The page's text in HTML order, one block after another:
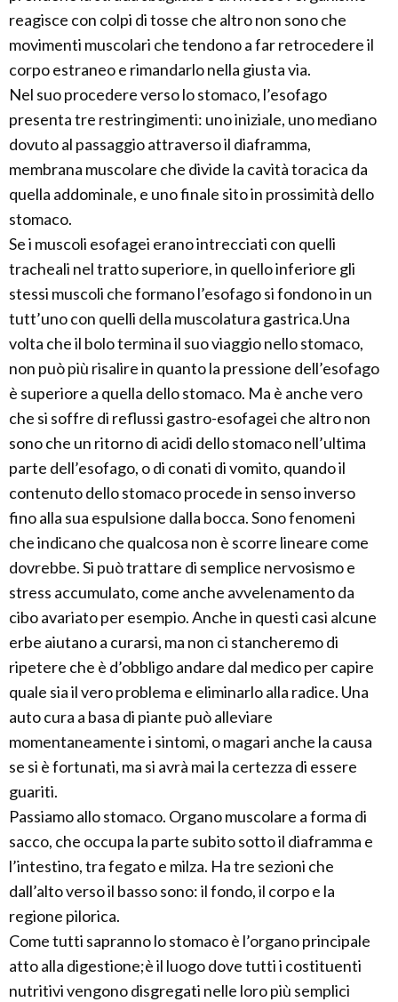
reagisce con colpi di tosse che altro non sono che
movimenti muscolari che tendono a far retrocedere il
corpo estraneo e rimandarlo nella giusta via.
Nel suo procedere verso lo stomaco, l’esofago
presenta tre restringimenti: uno iniziale, uno mediano
dovuto al passaggio attraverso il diaframma,
membrana muscolare che divide la cavità toracica da
quella addominale, e uno finale sito in prossimità dello
stomaco.
Se i muscoli esofagei erano intrecciati con quelli
tracheali nel tratto superiore, in quello inferiore gli
stessi muscoli che formano l’esofago si fondono in un
tutt’uno con quelli della muscolatura gastrica.Una
volta che il bolo termina il suo viaggio nello stomaco,
non può più risalire in quanto la pressione dell’esofago
è superiore a quella dello stomaco. Ma è anche vero
che si soffre di reflussi gastro-esofagei che altro non
sono che un ritorno di acidi dello stomaco nell’ultima
parte dell’esofago, o di conati di vomito, quando il
contenuto dello stomaco procede in senso inverso
fino alla sua espulsione dalla bocca. Sono fenomeni
che indicano che qualcosa non è scorre lineare come
dovrebbe. Si può trattare di semplice nervosismo e
stress accumulato, come anche avvelenamento da
cibo avariato per esempio. Anche in questi casi alcune
erbe aiutano a curarsi, ma non ci stancheremo di
ripetere che è d’obbligo andare dal medico per capire
quale sia il vero problema e eliminarlo alla radice. Una
auto cura a basa di piante può alleviare
momentaneamente i sintomi, o magari anche la causa
se si è fortunati, ma si avrà mai la certezza di essere
guariti.
Passiamo allo stomaco. Organo muscolare a forma di
sacco, che occupa la parte subito sotto il diaframma e
l’intestino, tra fegato e milza. Ha tre sezioni che
dall’alto verso il basso sono: il fondo, il corpo e la
regione pilorica.
Come tutti sapranno lo stomaco è l’organo principale
atto alla digestione;è il luogo dove tutti i costituenti
nutritivi vengono disgregati nelle loro più semplici